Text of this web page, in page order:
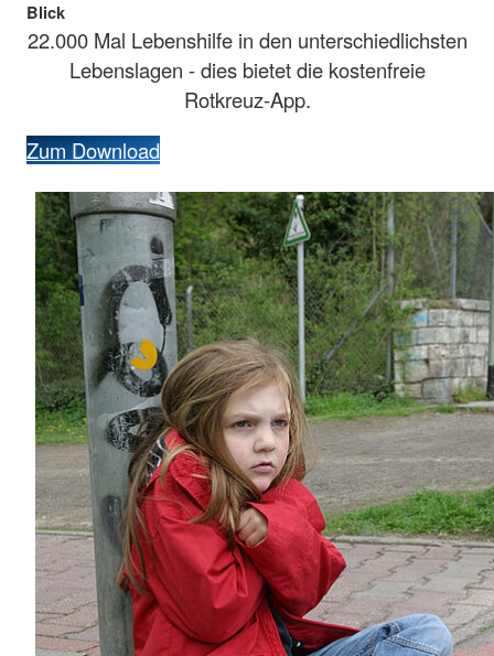
Blick
22.000 Mal Lebenshilfe in den unterschiedlichsten
Lebenslagen - dies bietet die kostenfreie
Rotkreuz-App.
Zum Download